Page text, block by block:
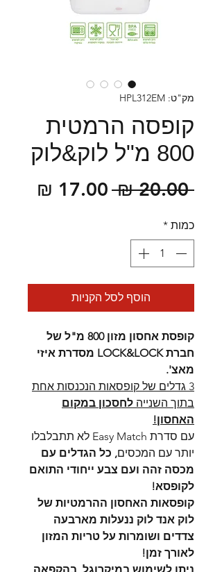
מק"ט: HPL312EM
קופסה הרמטית
800 מ"ל לוק&לוק
‏20.00 ‏₪
מחיר
כמות *
הוסף לסל הקניות
קופסת אחסון מזון 800 מ"ל של
חברת LOCK&LOCK מסדרת איזי
מאצ'.
3 גדלים של קופסאות הנכנסות אחת
בתוך השנייה לחסכון במקום
האחסון!
עם סדרת Easy Match לא תתבלבלו
יותר עם המכסים, כל הגדלים עם
מכסה זהה ועם צבע ייחודי התואם
לקופסא!
קופסאות האחסון ההרמטיות של
לוק אנד לוק ננעלות מארבעה
צדדים ושומרות על טריות המזון
לאורך זמן!